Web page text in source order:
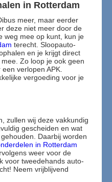
in Rotterdam
meer, maar eerder
deze niet meer door de
weg mee op kunt, kun je
terecht. Sloopauto-
en je krijgt direct
Zo loop je ook geen
verlopen APK.
vergoeding voor je
zullen wij deze vakkundig
gescheiden en wat
Daarbij worden
in Rotterdam
weer voor de
voor tweedehands auto-
Neem vrijblijvend